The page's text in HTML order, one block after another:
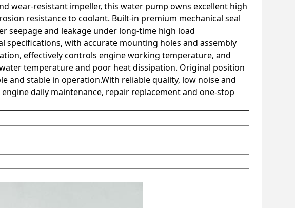
wear‑resistant impeller, this water pump owns excellent high
resistance to coolant. Built‑in premium mechanical seal
seepage and leakage under long‑time high load
with accurate mounting holes and assembly
effectively controls engine working temperature, and
temperature and poor heat dissipation. Original position
and stable in operation.With reliable quality, low noise and
daily maintenance, repair replacement and one‑stop